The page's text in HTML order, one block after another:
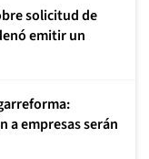
solicitud de
emitir un
a empresas serán